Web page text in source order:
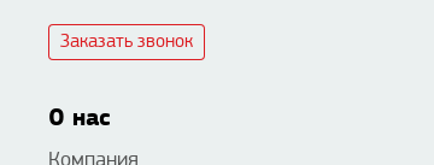
Заказать звонок
О нас
Компания